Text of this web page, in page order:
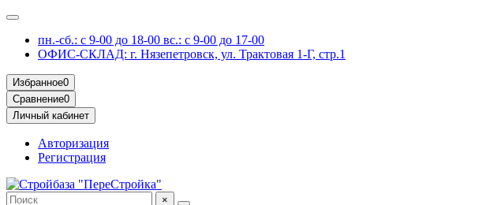
пн.-сб.: с 9-00 до 18-00 вс.: с 9-00 до 17-00
ОФИС-СКЛАД: г. Нязепетровск, ул. Трактовая 1-Г, стр.1
Избранное0
Сравнение0
Личный кабинет
Авторизация
Регистрация
×